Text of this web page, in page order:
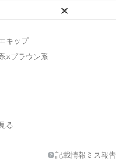
キップ
×ブラウン系
る
記載情報ミス報告